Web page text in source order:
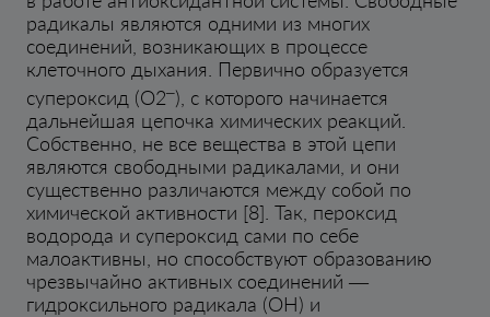
радикалы являются одними из многих
соединений, возникающих в процессе
клеточного дыхания. Первично образуется
супероксид (O2–), с которого начинается
дальнейшая цепочка химических реакций.
Собственно, не все вещества в этой цепи
являются свободными радикалами, и они
существенно различаются между собой по
химической активности [8]. Так, пероксид
водорода и супероксид сами по себе
малоактивны, но способствуют образованию
чрезвычайно активных соединений —
гидроксильного радикала (OH) и